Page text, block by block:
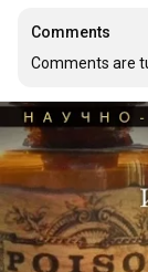
Comments
Comments are